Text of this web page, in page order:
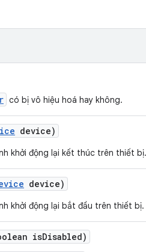
có bị vô hiệu hoá hay không.
device)
khởi động lại kết thúc trên thiết bị.
device)
khởi động lại bắt đầu trên thiết bị.
isDisabled)